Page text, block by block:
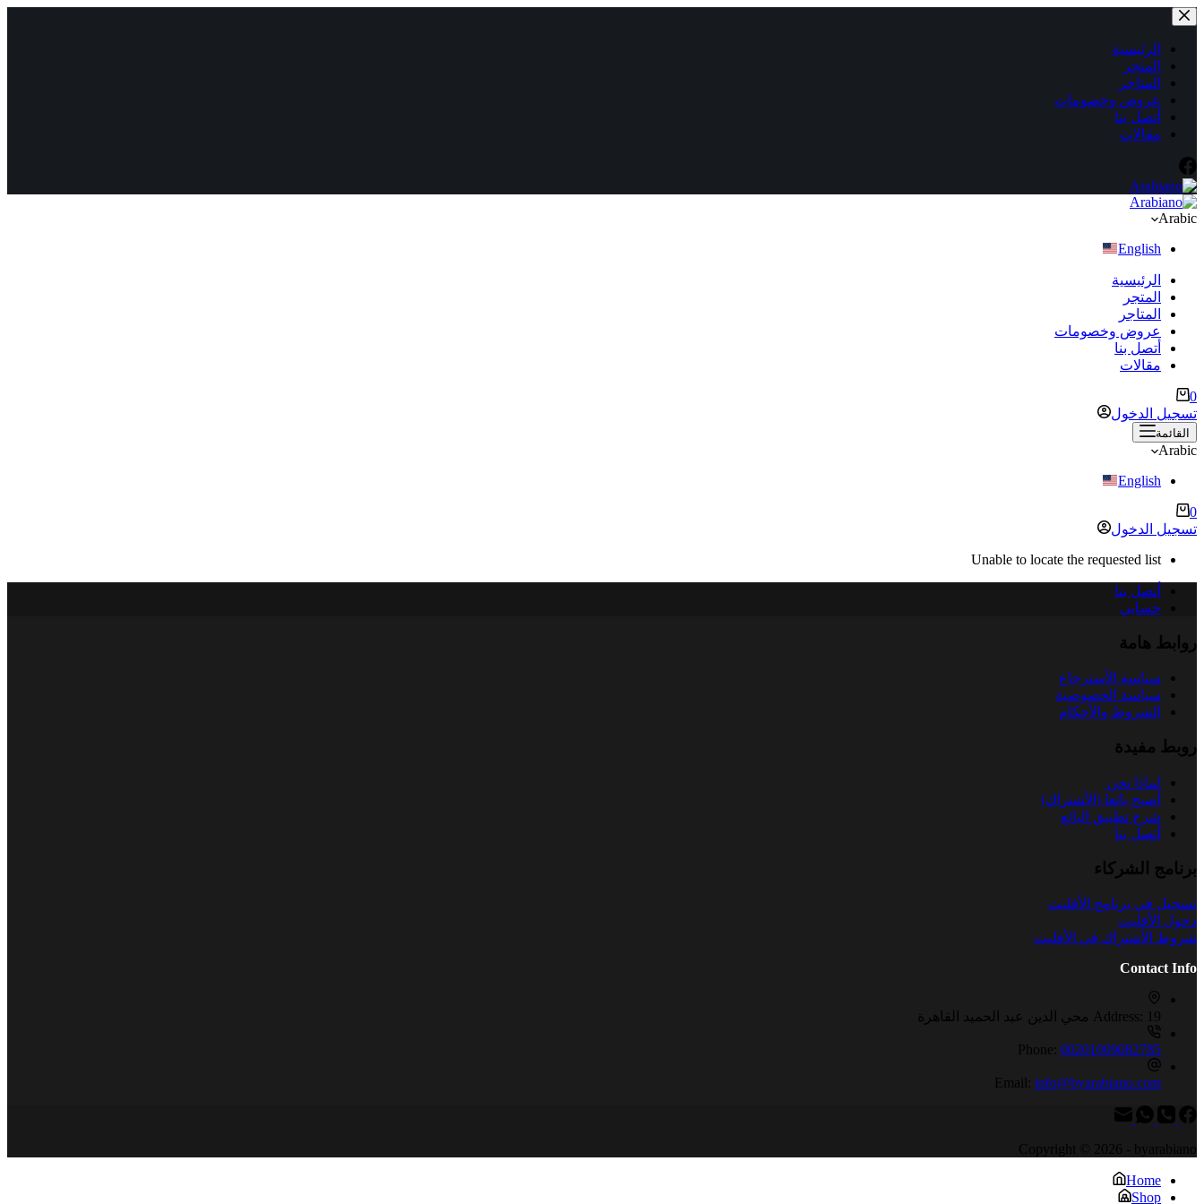
التجاوز
المحتوىالرئيسية
المتجر
المتاجر
عروض وخصومات
أتصل بنا
مقالات
Arabic
English
الرئيسية
المتجر
المتاجر
عروض وخصومات
أتصل بنا
مقالات
عربة
التسوق
0
تسجيل الدخول
القائمة
Arabic
English
عربة
التسوق
0
تسجيل الدخول
Unable to locate the requested list
أتصل بنا
حسابي
روابط هامة
سياسة الأسترجاع
سياسة الخصوصية
الشروط والأحكام
روبط مفيدة
لماذا نحن
أصبح بائعا (الأشتراك)
شرح تطبيق البائع
أتصل بنا
برنامج الشركاء
تسجيل في برنامج الأفليت
دخول الأفليت
شروط الأشتراك في الأفليت
Contact Info
Address: 19 محي الدين عبد الحميد القاهرة
Phone: 00201009082785
Email: info@byarabiano.com
Copyright © 2026 - byarabiano
Home
Shop